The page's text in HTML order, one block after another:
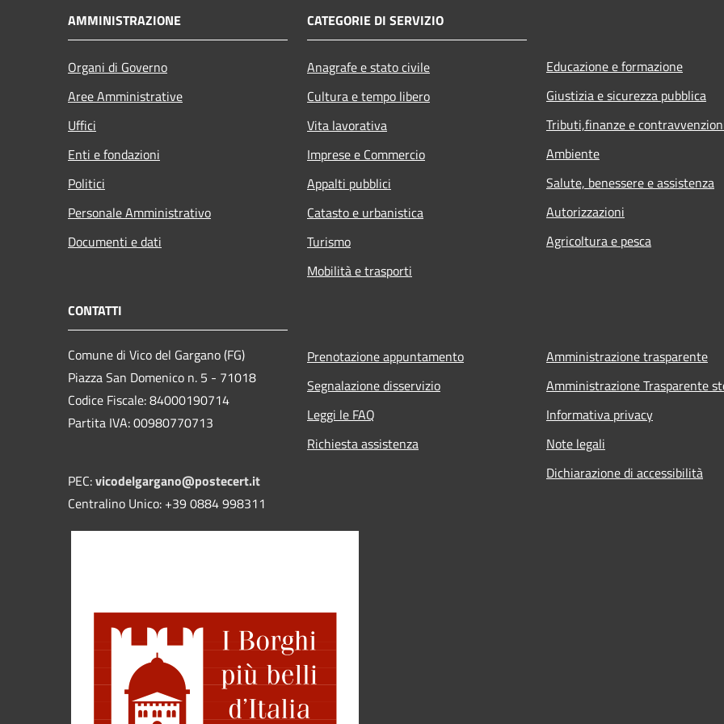
AMMINISTRAZIONE
Organi di Governo
Aree Amministrative
Uffici
Enti e fondazioni
Politici
Personale Amministrativo
Documenti e dati
CATEGORIE DI SERVIZIO
Anagrafe e stato civile
Cultura e tempo libero
Vita lavorativa
Imprese e Commercio
Appalti pubblici
Catasto e urbanistica
Turismo
Mobilità e trasporti
Educazione e formazione
Giustizia e sicurezza pubblica
Tributi,finanze e
Ambiente
Salute, benessere e assistenza
Autorizzazioni
Agricoltura e pesca
CONTATTI
Comune di Vico del Gargano (FG)
Piazza San Domenico n. 5 - 71018
Codice Fiscale: 84000190714
Partita IVA: 00980770713
PEC:vicodelgargano@postecert.it
Centralino Unico: +39 0884 998311
Prenotazione appuntamento
Segnalazione disservizio
Leggi le FAQ
Richiesta assistenza
Amministrazione trasparente
Amministrazione Trasparente
Informativa privacy
Note legali
Dichiarazione di accessibilità